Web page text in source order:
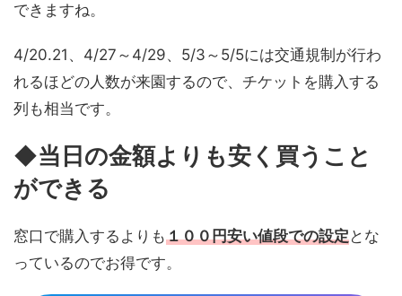
できますね。
4/20.21、4/27～4/29、5/3～5/5には交通規制が行わ
れるほどの人数が来園するので、チケットを購入する
列も相当です。
◆当日の金額よりも安く買うこと
ができる
窓口で購入するよりも１００円安い値段での設定とな
っているのでお得です。